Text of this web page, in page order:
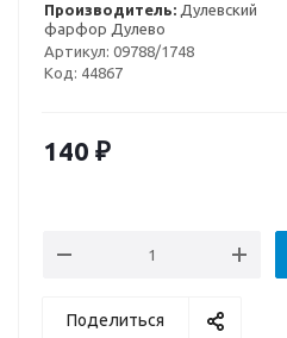
Производитель: Дулевский
фарфор Дулево
Артикул: 09788/1748
Код: 44867
140 ₽
Поделиться